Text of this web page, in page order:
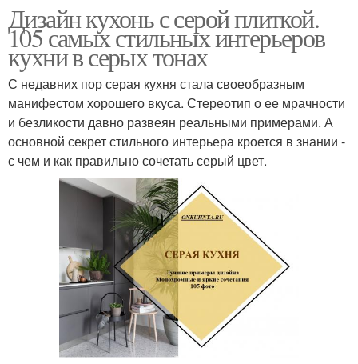
Дизайн кухонь с серой плиткой.
105 самых стильных интерьеров
кухни в серых тонах
С недавних пор серая кухня стала своеобразным
манифестом хорошего вкуса. Стереотип о ее мрачности
и безликости давно развеян реальными примерами. А
основной секрет стильного интерьера кроется в знании ‑
с чем и как правильно сочетать серый цвет.